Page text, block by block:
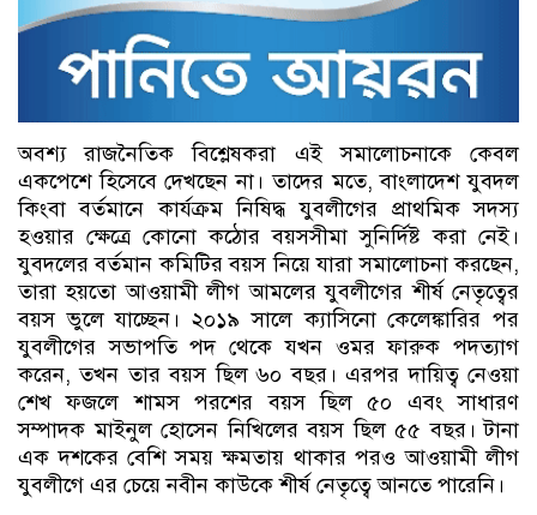
অবশ্য রাজনৈতিক বিশ্লেষকরা এই সমালোচনাকে কেবল
একপেশে হিসেবে দেখছেন না। তাদের মতে, বাংলাদেশ যুবদল
কিংবা বর্তমানে কার্যক্রম নিষিদ্ধ যুবলীগের প্রাথমিক সদস্য
হওয়ার ক্ষেত্রে কোনো কঠোর বয়সসীমা সুনির্দিষ্ট করা নেই।
যুবদলের বর্তমান কমিটির বয়স নিয়ে যারা সমালোচনা করছেন,
তারা হয়তো আওয়ামী লীগ আমলের যুবলীগের শীর্ষ নেতৃত্বের
বয়স ভুলে যাচ্ছেন। ২০১৯ সালে ক্যাসিনো কেলেঙ্কারির পর
যুবলীগের সভাপতি পদ থেকে যখন ওমর ফারুক পদত্যাগ
করেন, তখন তার বয়স ছিল ৬০ বছর। এরপর দায়িত্ব নেওয়া
শেখ ফজলে শামস পরশের বয়স ছিল ৫০ এবং সাধারণ
সম্পাদক মাইনুল হোসেন নিখিলের বয়স ছিল ৫৫ বছর। টানা
এক দশকের বেশি সময় ক্ষমতায় থাকার পরও আওয়ামী লীগ
যুবলীগে এর চেয়ে নবীন কাউকে শীর্ষ নেতৃত্বে আনতে পারেনি।